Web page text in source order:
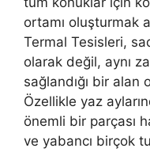
ortamı oluşturmak
Termal Tesisleri,
olarak değil, aynı
sağlandığı bir alan
Özellikle yaz
önemli bir parçası
ve yabancı birçok